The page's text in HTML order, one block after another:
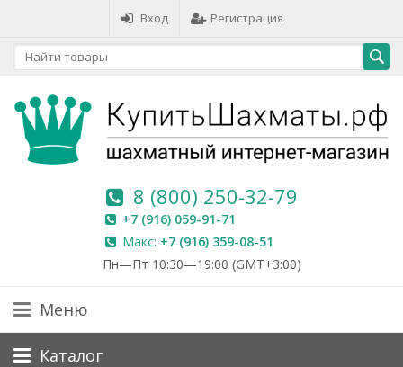
Вход Регистрация
8 (800) 250-32-79
+7 (916) 059-91-71
Макс: +7 (916) 359-08-51
Пн—Пт 10:30—19:00 (GMT+3:00)
Меню
Каталог